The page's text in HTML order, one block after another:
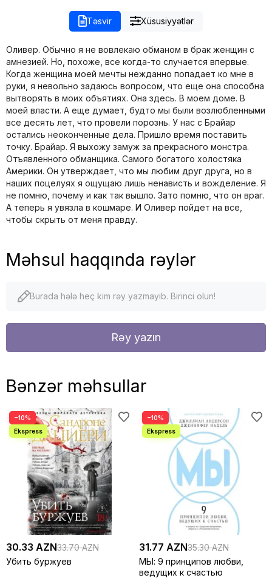
Təsvir Xüsusiyyətlər
Оливер. Обычно я не вовлекаю обманом в брак женщин с
амнезией. Но, похоже, все когда-то случается впервые.
Когда женщина моей мечты нежданно попадает ко мне в
руки, я невольно задаюсь вопросом, что еще она способна
вытворять в моих объятиях. Она здесь. В моем доме. В
моей власти. А еще думает, будто мы были возлюбленными
все десять лет, что провели порознь. У нас с Брайар
остались неоконченные дела. Пришло время поставить
точку. Брайар. Я выхожу замуж за прекрасного монстра.
Отъявленного обманщика. Самого богатого холостяка
Америки. Он утверждает, что мы любим друг друга, но в
наших поцелуях я ощущаю лишь ненависть и вожделение. Я
не помню, почему и как так вышло. Зато помню, что он враг.
А теперь я увязла в кошмаре. И Оливер пойдет на все,
чтобы скрыть от меня правду.
Məhsul haqqında rəylər
Burada hələ heç kim rəy yazmayıb. Birinci olun!
Rəy yazın
Bənzər məhsullar
−10%
30.33 AZN33.70 AZN
Убить буржуев
−10%
31.77 AZN35.30 AZN
МЫ: 9 принципов любви,
ведущих к счастью